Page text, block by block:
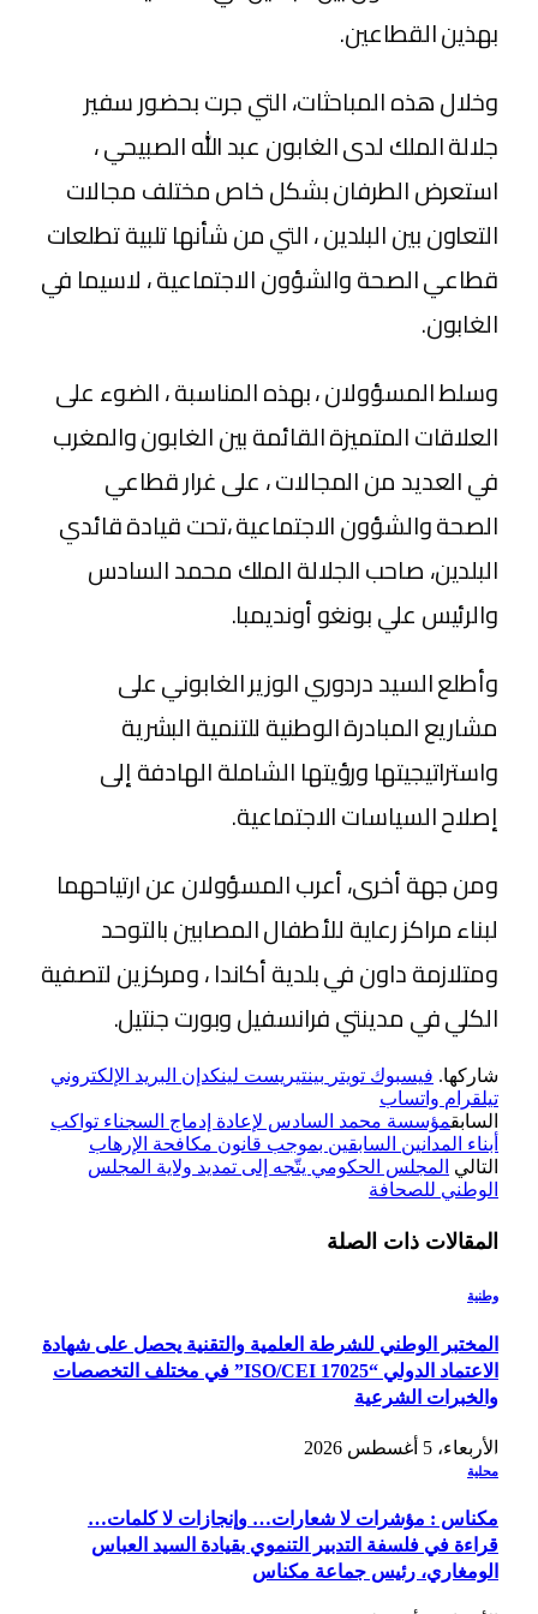
بهذين القطاعين.
وخلال هذه المباحثات، التي جرت بحضور سفير
جلالة الملك لدى الغابون عبد الله الصبيحي ،
استعرض الطرفان بشكل خاص مختلف مجالات
التعاون بين البلدين ، التي من شأنها تلبية تطلعات
قطاعي الصحة والشؤون الاجتماعية ، لاسيما في
الغابون.
وسلط المسؤولان ، بهذه المناسبة ، الضوء على
العلاقات المتميزة القائمة بين الغابون والمغرب
في العديد من المجالات ، على غرار قطاعي
الصحة والشؤون الاجتماعية ،تحت قيادة قائدي
البلدين، صاحب الجلالة الملك محمد السادس
والرئيس علي بونغو أونديمبا.
وأطلع السيد دردوري الوزير الغابوني على
مشاريع المبادرة الوطنية للتنمية البشرية
واستراتيجيتها ورؤيتها الشاملة الهادفة إلى
إصلاح السياسات الاجتماعية.
ومن جهة أخرى، أعرب المسؤولان عن ارتياحهما
لبناء مراكز رعاية للأطفال المصابين بالتوحد
ومتلازمة داون في بلدية أكاندا ، ومركزين لتصفية
الكلي في مدينتي فرانسفيل وبورت جنتيل.
شاركها. فيسبوك تويتر بينتيريست لينكدإن البريد الإلكتروني
تيلقرام واتساب
السابقمؤسسة محمد السادس لإعادة إدماج السجناء تواكب
أبناء المدانين السابقين بموجب قانون مكافحة الإرهاب
التالي المجلس الحكومي يتّجه إلى تمديد ولاية المجلس
الوطني للصحافة
المقالات ذات الصلة
وطنية
المختبر الوطني للشرطة العلمية والتقنية يحصل على شهادة
الاعتماد الدولي “ISO/CEI 17025” في مختلف التخصصات
والخبرات الشرعية
الأربعاء، 5 أغسطس 2026
محلية
مكناس : مؤشرات لا شعارات… وإنجازات لا كلمات…
قراءة في فلسفة التدبير التنموي بقيادة السيد العباس
الومغاري، رئيس جماعة مكناس